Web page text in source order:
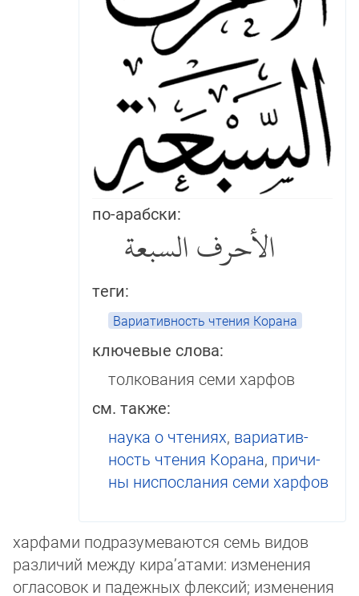
по-арабски:
الأحرف السبعة
теги:
Вариативность чтения Корана
ключевые слова:
толкования семи харфов
см. также:
наука о чте­ни­ях, ва­риа­тив­
ность чтения Ко­ра­на, при­чи­
ны ниспослания семи хар­фов
харфами подразумеваются семь видов
различий между кира’атами: изме­нения
огласовок и падежных флексий; изменения